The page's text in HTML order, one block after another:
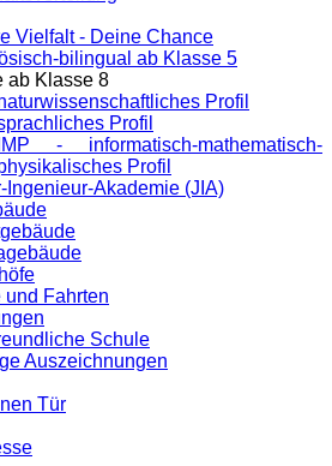
Vielfalt - Deine Chance
bilingual ab Klasse 5
ab Klasse 8
Profil
Profil
IMP - informatisch-mathematisch-
Profil
Ingenieur-Akademie (JIA)
Fahrten
Schule
Auszeichnungen
Tür